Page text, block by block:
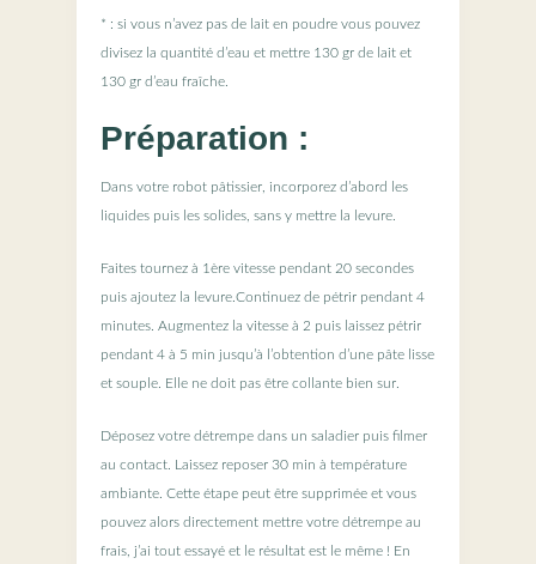
* : si vous n’avez pas de lait en poudre vous pouvez
divisez la quantité d’eau et mettre 130 gr de lait et
130 gr d’eau fraîche.
Préparation :
Dans votre robot pâtissier, incorporez d’abord les
liquides puis les solides, sans y mettre la levure.
Faites tournez à 1ère vitesse pendant 20 secondes
puis ajoutez la levure.Continuez de pétrir pendant 4
minutes. Augmentez la vitesse à 2 puis laissez pétrir
pendant 4 à 5 min jusqu’à l’obtention d’une pâte lisse
et souple. Elle ne doit pas être collante bien sur.
Déposez votre détrempe dans un saladier puis filmer
au contact. Laissez reposer 30 min à température
ambiante. Cette étape peut être supprimée et vous
pouvez alors directement mettre votre détrempe au
frais, j’ai tout essayé et le résultat est le même ! En